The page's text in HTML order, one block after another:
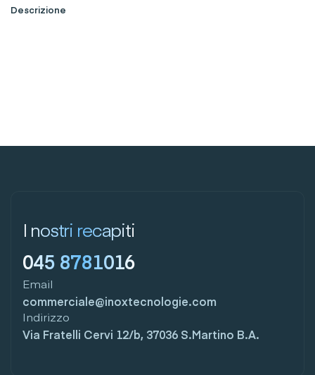
Descrizione
I nostri recapiti
045 8781016
Email
commerciale@inoxtecnologie.com
Indirizzo
Via Fratelli Cervi 12/b, 37036 S.Martino B.A.